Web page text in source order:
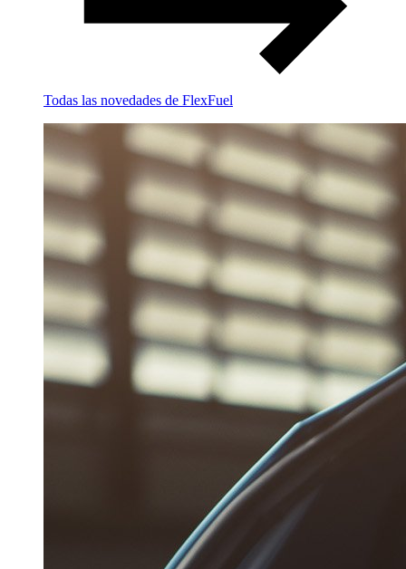
Todas las novedades de FlexFuel